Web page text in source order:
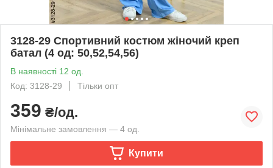
3128-29 Спортивний костюм жіночий креп
батал (4 од: 50,52,54,56)
В наявності 12 од.
Код: 3128-29
Тільки опт
359 ₴/од.
Мінімальне замовлення — 4 од.
Купити